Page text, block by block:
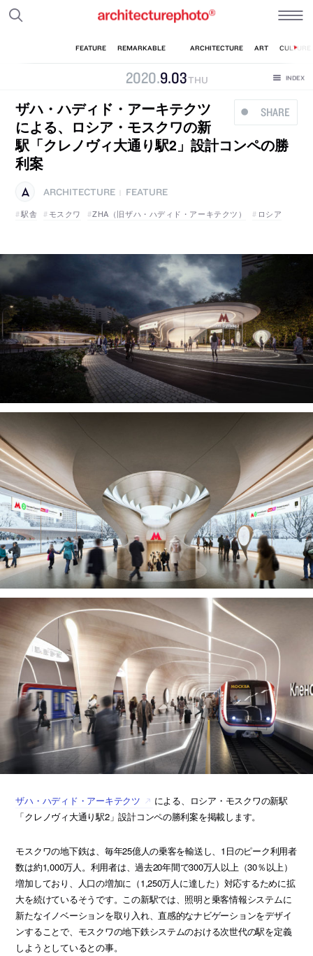
2020.9.03THU
SHARE
ザハ・ハディド・アーキテクツ
による、ロシア・モスクワの新
駅「クレノヴィ大通り駅2」設計コンペの勝
利案
ARCHITECTURE
FEATURE
駅舎
モスクワ ZHA（旧ザハ・ハディド・アーキテクツ） ロシア
ザハ・ハディド・アーキテクツ
による、ロシア・モスクワの新駅
「クレノヴィ大通り駅2」設計コンペの勝利案を掲載します。
モスクワの地下鉄は、毎年25億人の乗客を輸送し、1日のピーク利用者
数は約1,000万人。利用者は、過去20年間で300万人以上（30％以上）
増加しており、人口の増加に（1,250万人に達した）対応するために拡
大を続けているそうです。この新駅では、照明と乗客情報システムに
新たなイノベーションを取り入れ、直感的なナビゲーションをデザイ
ンすることで、モスクワの地下鉄システムのおける次世代の駅を定義
しようとしているとの事。